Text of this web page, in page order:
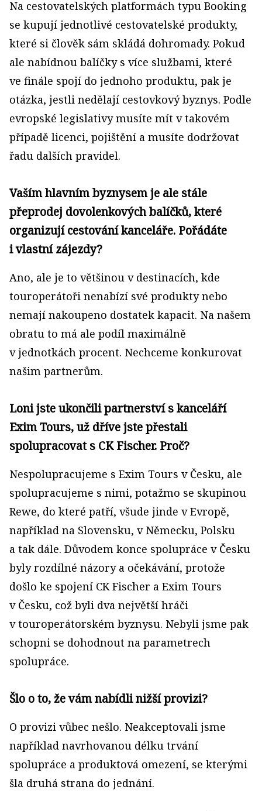
Na cestovatelských platformách typu Booking
se kupují jednotlivé cestovatelské produkty,
které si člověk sám skládá dohromady. Pokud
ale nabídnou balíčky s více službami, které
ve finále spojí do jednoho produktu, pak je
otázka, jestli nedělají cestovkový byznys. Podle
evropské legislativy musíte mít v takovém
případě licenci, pojištění a musíte dodržovat
řadu dalších pravidel.
Vaším hlavním byznysem je ale stále
přeprodej dovolenkových balíčků, které
organizují cestování kanceláře. Pořádáte
i vlastní zájezdy?
Ano, ale je to většinou v destinacích, kde
touroperátoři nenabízí své produkty nebo
nemají nakoupeno dostatek kapacit. Na našem
obratu to má ale podíl maximálně
v jednotkách procent. Nechceme konkurovat
našim partnerům.
Loni jste ukončili partnerství s kanceláří
Exim Tours, už dříve jste přestali
spolupracovat s CK Fischer. Proč?
Nespolupracujeme s Exim Tours v Česku, ale
spolupracujeme s nimi, potažmo se skupinou
Rewe, do které patří, všude jinde v Evropě,
například na Slovensku, v Německu, Polsku
a tak dále. Důvodem konce spolupráce v Česku
byly rozdílné názory a očekávání, protože
došlo ke spojení CK Fischer a Exim Tours
v Česku, což byli dva největší hráči
v touroperátorském byznysu. Nebyli jsme pak
schopni se dohodnout na parametrech
spolupráce.
Šlo o to, že vám nabídli nižší provizi?
O provizi vůbec nešlo. Neakceptovali jsme
například navrhovanou délku trvání
spolupráce a produktová omezení, se kterými
šla druhá strana do jednání.